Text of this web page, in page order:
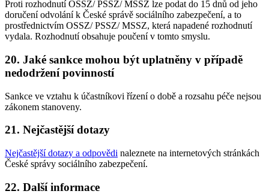
Proti rozhodnutí OSSZ/ PSSZ/ MSSZ lze podat do 15 dnů od jeho
doručení odvolání k České správě sociálního zabezpečení, a to
prostřednictvím OSSZ/ PSSZ/ MSSZ, která napadené rozhodnutí
vydala. Rozhodnutí obsahuje poučení v tomto smyslu.
20. Jaké sankce mohou být uplatněny v případě
nedodržení povinností
Sankce ve vztahu k účastníkovi řízení o době a rozsahu péče nejsou
zákonem stanoveny.
21. Nejčastější dotazy
Nejčastější dotazy a odpovědi naleznete na internetových stránkách
České správy sociálního zabezpečení.
22. Další informace